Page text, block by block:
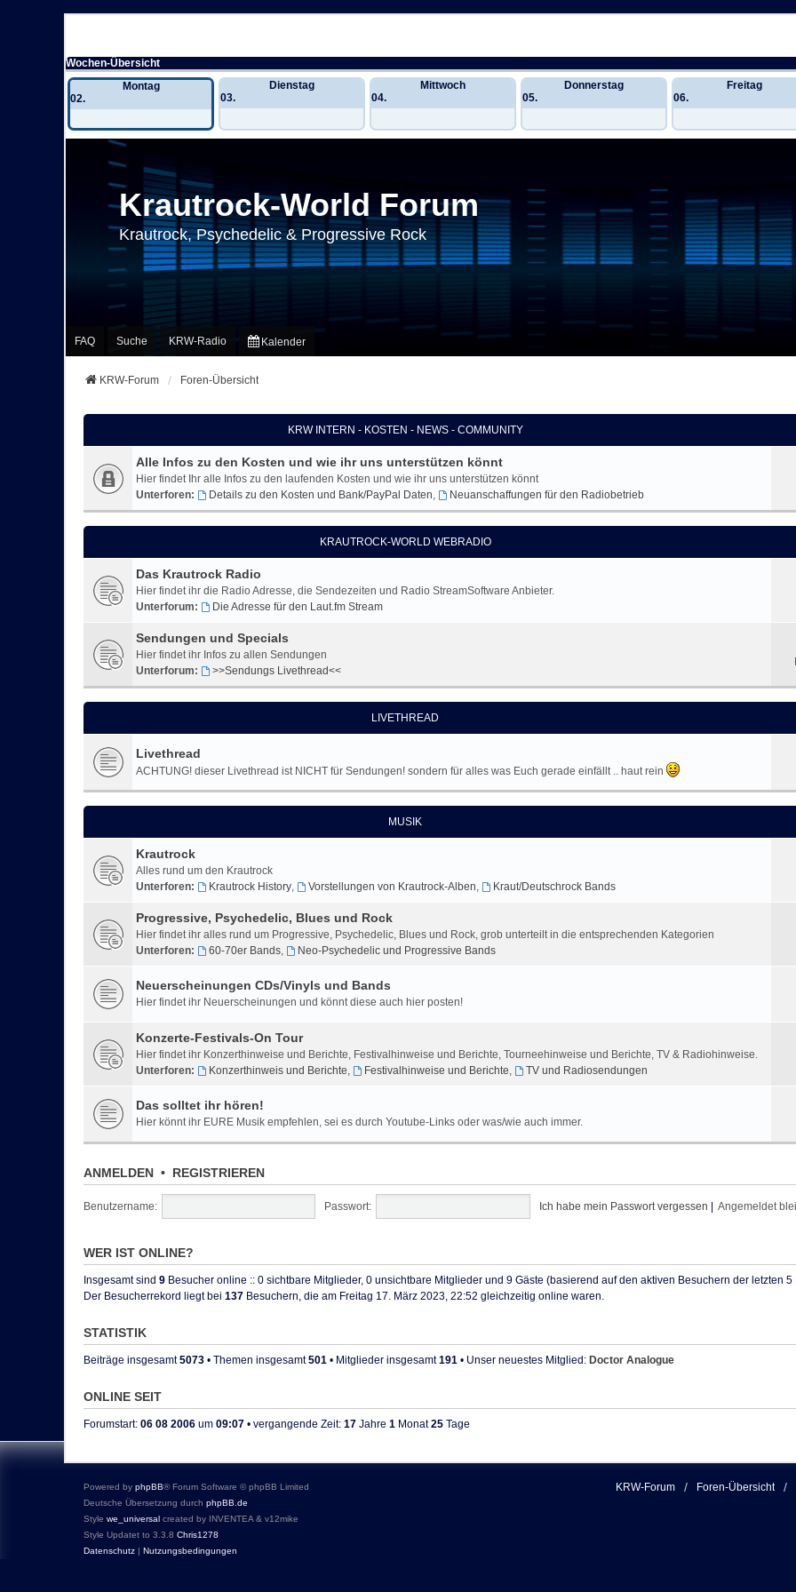
Wochen-Übersicht
Montag
02.
Dienstag
03.
Mittwoch
04.
Donnerstag
05.
Freitag
06.
Krautrock-World Forum
Krautrock, Psychedelic & Progressive Rock
FAQ Suche KRW-Radio Kalender
KRW-Forum Foren-Übersicht
KRW INTERN - KOSTEN - NEWS - COMMUNITY
Alle Infos zu den Kosten und wie ihr uns unterstützen könnt
Hier findet Ihr alle Infos zu den laufenden Kosten und wie ihr uns unterstützen könnt
Unterforen:
Details zu den Kosten und Bank/PayPal Daten, Neuanschaffungen für den Radiobetrieb
KRAUTROCK-WORLD WEBRADIO
Das Krautrock Radio
Hier findet ihr die Radio Adresse, die Sendezeiten und Radio StreamSoftware Anbieter.
Unterforum:
Die Adresse für den Laut.fm Stream
Sendungen und Specials
Hier findet ihr Infos zu allen Sendungen
Unterforum:
>>Sendungs Livethread<<
LIVETHREAD
Livethread
ACHTUNG! dieser Livethread ist NICHT für Sendungen! sondern für alles was Euch gerade einfällt .. haut rein
MUSIK
Krautrock
Alles rund um den Krautrock
Unterforen:
Krautrock History, Vorstellungen von Krautrock-Alben, Kraut/Deutschrock Bands
Progressive, Psychedelic, Blues und Rock
Hier findet ihr alles rund um Progressive, Psychedelic, Blues und Rock, grob unterteilt in die entsprechenden Kategorien
Unterforen:
60-70er Bands, Neo-Psychedelic und Progressive Bands
Neuerscheinungen CDs/Vinyls und Bands
Hier findet ihr Neuerscheinungen und könnt diese auch hier posten!
Konzerte-Festivals-On Tour
Hier findet ihr Konzerthinweise und Berichte, Festivalhinweise und Berichte, Tourneehinweise und Berichte, TV & Radiohinweise.
Unterforen:
Konzerthinweis und Berichte, Festivalhinweise und Berichte, TV und Radiosendungen
Das solltet ihr hören!
Hier könnt ihr EURE Musik empfehlen, sei es durch Youtube-Links oder was/wie auch immer.
ANMELDEN • REGISTRIEREN
Benutzername: Passwort: Ich habe mein Passwort vergessen Angemeldet
WER IST ONLINE?
Insgesamt sind 9 Besucher online :: 0 sichtbare Mitglieder, 0 unsichtbare Mitglieder und 9 Gäste (basierend auf den aktiven Besuchern der letzten 5
Der Besucherrekord liegt bei 137 Besuchern, die am Freitag 17. März 2023, 22:52 gleichzeitig online waren.
STATISTIK
Beiträge insgesamt5073 • Themen insgesamt501 • Mitglieder insgesamt191 • Unser neuestes Mitglied: Doctor Analogue
ONLINE SEIT
Forumstart: 06 08 2006 um 09:07 • vergangende Zeit: 17 Jahre 1 Monat25 Tage
KRW-Forum Foren-Übersicht
Powered by phpBB® Forum Software © phpBB Limited
Deutsche Übersetzung durch phpBB.de
Style we_universal created by INVENTEA & v12mike
Style Updatet to 3.3.8 Chris1278
Datenschutz | Nutzungsbedingungen